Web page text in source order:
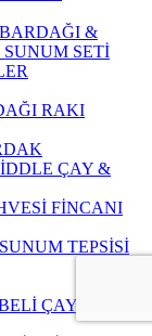
&
SETİ
RAKI
ÇAY &
FİNCANI
TEPSİSİ
ÇAY